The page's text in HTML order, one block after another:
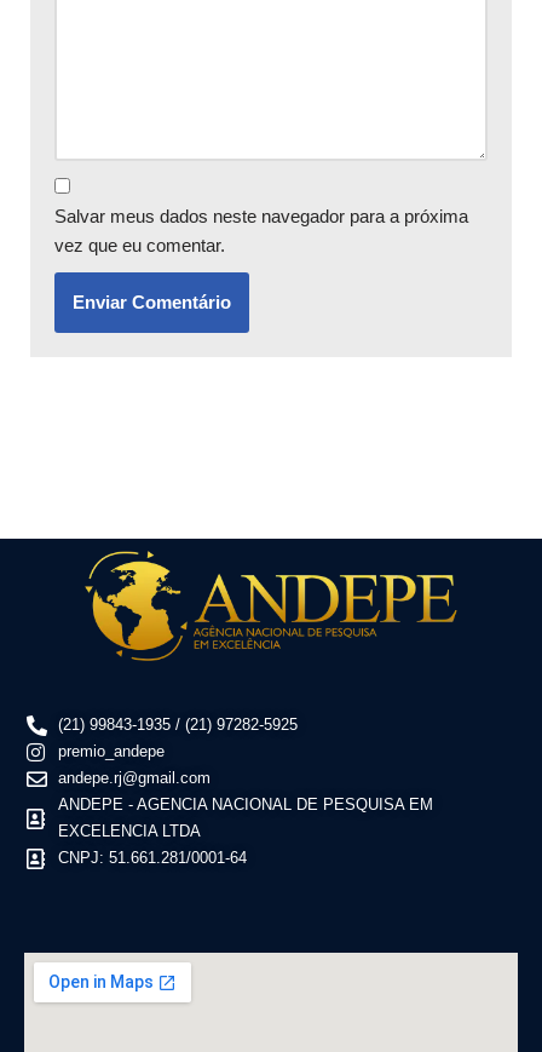
Salvar meus dados neste navegador para a próxima
vez que eu comentar.
(21) 99843-1935 / (21) 97282-5925
premio_andepe
andepe.rj@gmail.com
ANDEPE - AGENCIA NACIONAL DE PESQUISA EM
EXCELENCIA LTDA
CNPJ: 51.661.281/0001-64